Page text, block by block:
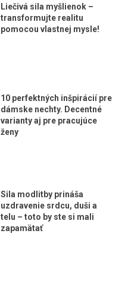
Liečivá sila myšlienok –
transformujte realitu
pomocou vlastnej mysle!
10 perfektných inšpirácií pre
dámske nechty. Decentné
varianty aj pre pracujúce
ženy
Sila modlitby prináša
uzdravenie srdcu, duši a
telu – toto by ste si mali
zapamätať